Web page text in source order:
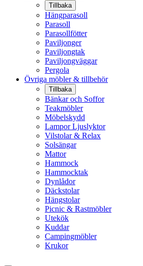
Tillbaka
Hängparasoll
Parasoll
Parasollfötter
Paviljonger
Paviljongtak
Paviljongväggar
Pergola
Övriga möbler & tillbehör
Tillbaka
Bänkar och Soffor
Teakmöbler
Möbelskydd
Lampor Ljuslyktor
Vilstolar & Relax
Solsängar
Mattor
Hammock
Hammocktak
Dynlådor
Däckstolar
Hängstolar
Picnic & Rastmöbler
Utekök
Kuddar
Campingmöbler
Krukor